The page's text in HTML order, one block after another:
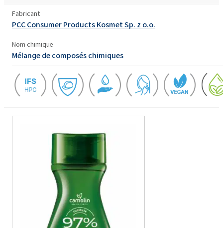
Fabricant
PCC Consumer Products Kosmet Sp. z o.o.
Nom chimique
Mélange de composés chimiques